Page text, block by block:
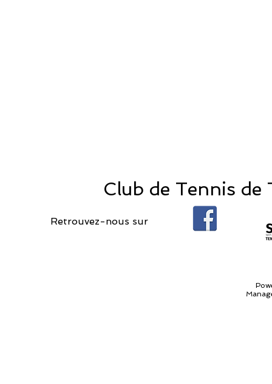
Retrouvez-nous sur
Club de Tennis de